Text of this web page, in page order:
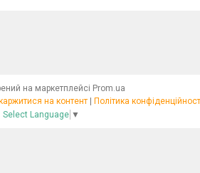
на маркетплейсі Prom.ua
на контент
Політика
Select Language ▼